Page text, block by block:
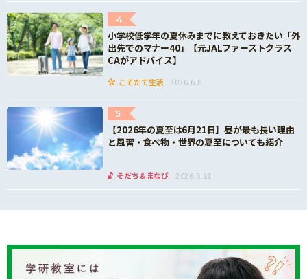
4
小学校低学年の夏休みまでに教えておきたい「外
出先でのマナー40」【元JALファーストクラス
CAがアドバイス】
こそだて生活 2026.6.8
5
【2026年の夏至は6月21日】昼が最も長い理由
と風習・食べ物・世界の夏至についても紹介
そだち＆まなび 2026.6.11